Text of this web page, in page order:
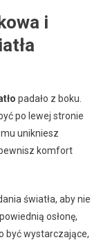
i
padało z boku.
po lewej stronie
unikniesz
komfort
światła, aby nie
osłonę,
być wystarczające,